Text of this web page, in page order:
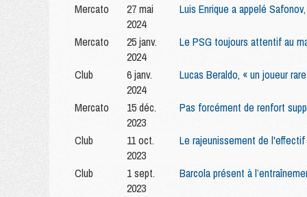
Mercato
27 mai
2024
Luis Enrique a appelé
Mercato
25 janv.
2024
Le PSG toujours attentif au
Club
6 janv.
2024
Lucas Beraldo, « un joueur
Mercato
15 déc.
2023
Pas forcément de renfort
Club
11 oct.
2023
Le rajeunissement de
Club
1 sept.
2023
Barcola présent à